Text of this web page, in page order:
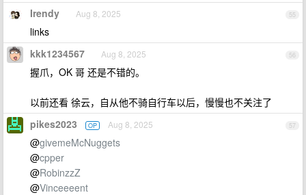
55
Irendy Aug 8, 2025
links
56
kkk1234567 Aug 8, 2025
握爪，OK 哥 还是不错的。
以前还看 徐云，自从他不骑自行车以后，慢慢也不关注了
57
pikes2023 OP Aug 8, 2025
@givemeMcNuggets
@cpper
@RobinzzZ
@Vinceeeent